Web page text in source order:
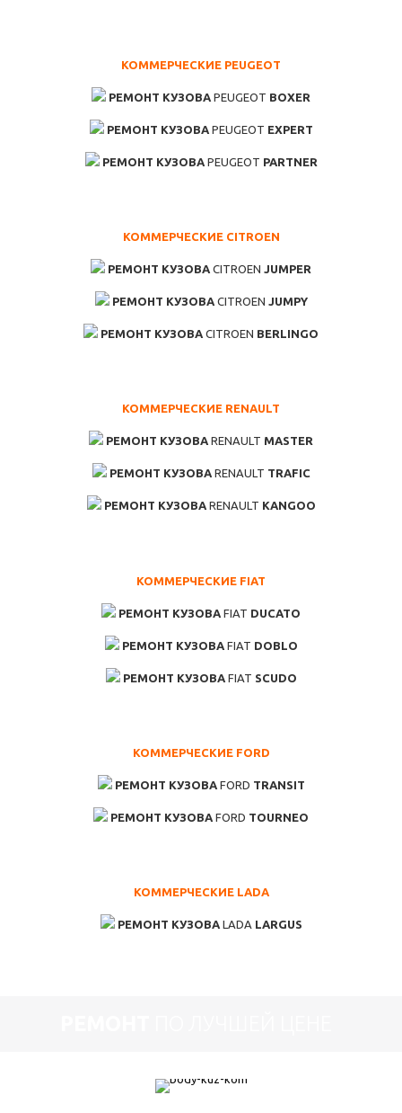
КОММЕРЧЕСКИЕ PEUGEOT
РЕМОНТ КУЗОВА PEUGEOT BOXER
РЕМОНТ КУЗОВАPEUGEOT EXPERT
РЕМОНТ КУЗОВАPEUGEOT PARTNER
КОММЕРЧЕСКИЕ CITROEN
РЕМОНТ КУЗОВА CITROEN JUMPER
РЕМОНТ КУЗОВАCITROEN JUMPY
РЕМОНТ КУЗОВА CITROEN BERLINGO
КОММЕРЧЕСКИЕ RENAULT
РЕМОНТ КУЗОВА RENAULT MASTER
РЕМОНТ КУЗОВАRENAULT TRAFIC
РЕМОНТ КУЗОВАRENAULT KANGOO
КОММЕРЧЕСКИЕ FIAT
РЕМОНТ КУЗОВА FIAT DUCATO
РЕМОНТ КУЗОВАFIAT DOBLO
РЕМОНТ КУЗОВАFIAT SCUDO
КОММЕРЧЕСКИЕ FORD
РЕМОНТ КУЗОВАFORD TRANSIT
РЕМОНТ КУЗОВА FORD TOURNEO
КОММЕРЧЕСКИЕ LADA
РЕМОНТ КУЗОВАLADA LARGUS